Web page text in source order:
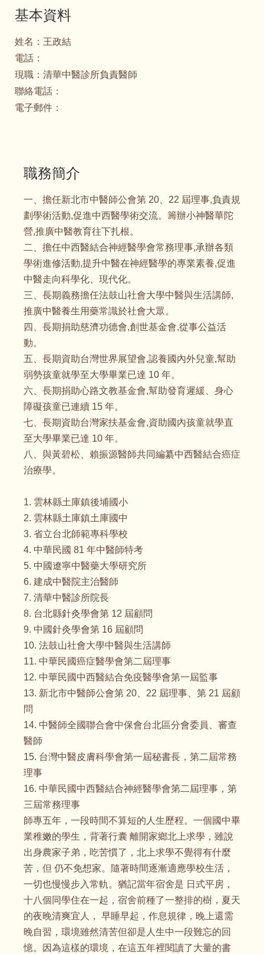
基本資料
姓名： 王政結
電話：
現職： 清華中醫診所負責醫師
聯絡電話：
電子郵件：
職務簡介
一、擔任新北市中醫師公會第 20、22 屆理事,負責規
劃學術活動,促進中西醫學術交流。籌辦小神醫華陀
營,推廣中醫教育往下扎根。
二、擔任中西醫結合神經醫學會常務理事,承辦各類
學術進修活動,提升中醫在神經醫學的專業素養,促進
中醫走向科學化、現代化。
三、長期義務擔任法鼓山社會大學中醫與生活講師,
推廣中醫養生用藥常識於社會大眾。
四、長期捐助慈濟功德會,創世基金會,從事公益活
動。
五、長期資助台灣世界展望會,認養國內外兒童,幫助
弱勢孩童就學至大學畢業已達 10 年。
六、長期捐助心路文教基金會,幫助發育遲緩、身心
障礙孩童已連續 15 年。
七、長期資助台灣家扶基金會,資助國內孩童就學直
至大學畢業已達 10 年。
八、與黃碧松、賴振源醫師共同編纂中西醫結合癌症
治療學。
1. 雲林縣土庫鎮後埔國小
2. 雲林縣土庫鎮土庫國中
3. 省立台北師範專科學校
4. 中華民國 81 年中醫師特考
5. 中國遼寧中醫藥大學研究所
6. 建成中醫院主治醫師
7. 清華中醫診所院長
8. 台北縣針灸學會第 12 屆顧問
9. 中國針灸學會第 16 屆顧問
10. 法鼓山社會大學中醫與生活講師
11. 中華民國癌症醫學會第二屆理事
12. 中華民國中西醫結合免疫醫學會第一屆監事
13. 新北市中醫師公會第 20、22 屆理事、第 21 屆顧
問
14. 中醫師全國聯合會中保會台北區分會委員、審查
醫師
15. 台灣中醫皮膚科學會第一屆秘書長，第二屆常務
理事
16. 中華民國中西醫結合神經醫學會第二屆理事，第
三屆常務理事
師專五年，一段時間不算短的人生歷程。一個國中畢
業稚嫩的學生，背著行囊 離開家鄉北上求學，雖說
出身農家子弟，吃苦慣了，北上求學不覺得有什麼
苦，但 仍不免想家。隨著時間逐漸適應學校生活，
一切也慢慢步入常軌。猶記當年宿舍是 日式平房，
十八個同學住在一起，宿舍前種了一整排的樹，夏天
的夜晚清爽宜人， 早睡早起，作息規律，晚上還需
晚自習，環境雖然清苦但卻是人生中一段難忘的回
憶。因為這樣的環境，在這五年裡閱讀了大量的書